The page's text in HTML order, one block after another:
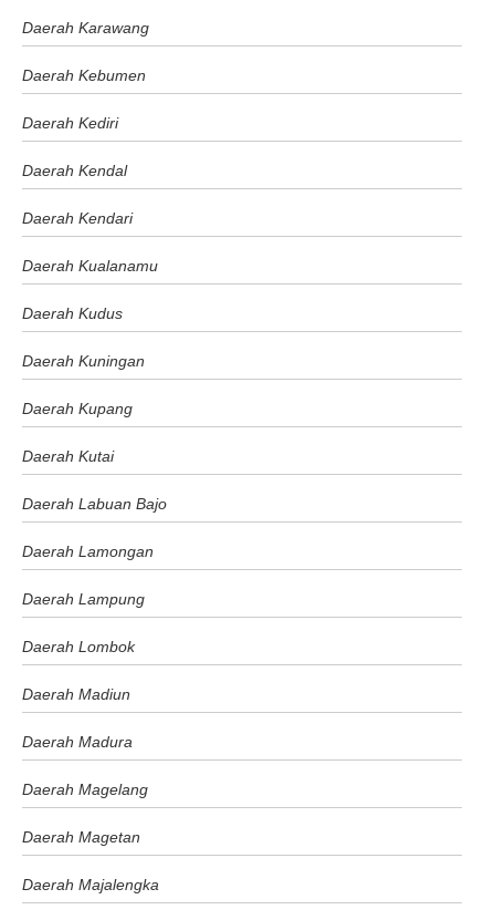
Daerah Karawang
Daerah Kebumen
Daerah Kediri
Daerah Kendal
Daerah Kendari
Daerah Kualanamu
Daerah Kudus
Daerah Kuningan
Daerah Kupang
Daerah Kutai
Daerah Labuan Bajo
Daerah Lamongan
Daerah Lampung
Daerah Lombok
Daerah Madiun
Daerah Madura
Daerah Magelang
Daerah Magetan
Daerah Majalengka